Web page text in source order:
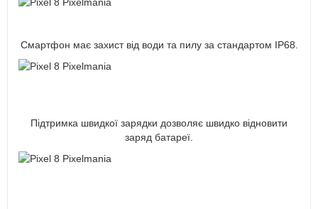
Смартфон має захист від води та пилу за стандартом IP68.
Підтримка швидкої зарядки дозволяє швидко відновити
заряд батареї.